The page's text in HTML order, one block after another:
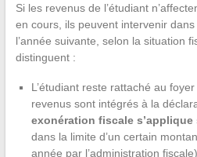
Si les revenus de l’étudiant
en cours, ils peuvent intervenir
l’année suivante, selon la situation
distinguent :
L’étudiant reste rattaché au
revenus sont intégrés à la
exonération fiscale
dans la limite d’un certain
année par l’administration